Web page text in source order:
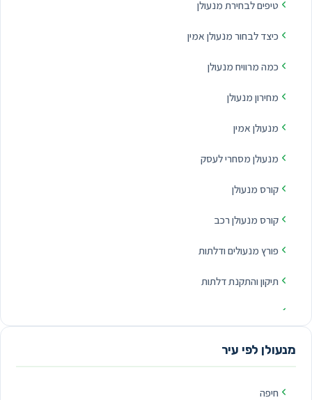
טיפים לבחירת מנעולן
כיצד לבחור מנעולן אמין
כמה מרוויח מנעולן
מחירון מנעולן
מנעולן אמין
מנעולן מסחרי לעסק
קורס מנעולן
קורס מנעולן רכב
פורץ מנעולים ודלתות
תיקון והתקנת דלתות
פורץ רכבים
מנעולן לפי עיר
חיפה